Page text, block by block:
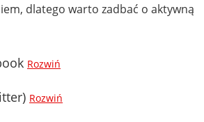
dlatego warto zadbać o aktywną
Rozwiń
Rozwiń